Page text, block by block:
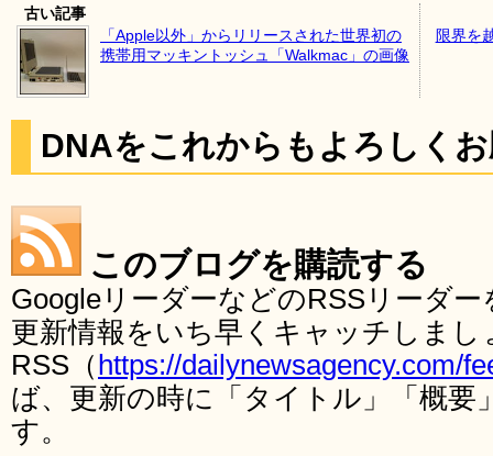
古い記事
「Apple以外」からリリースされた世界初の
携帯用マッキントッシュ「Walkmac」の画像
限界を
DNAをこれからもよろしく
このブログを購読する
GoogleリーダーなどのRSSリーダ
更新情報をいち早くキャッチしま
RSS（ https://dailynewsagency.com/
ば、更新の時に「タイトル」「概要
す。